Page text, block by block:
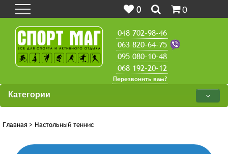
0 0
048 702-98-46
063 820-64-75
095 080-10-48
068 192-20-12
Перезвонить вам?
Категории
Главная > Настольный теннис